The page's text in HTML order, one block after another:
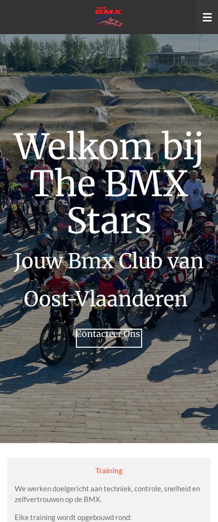
de
hoofdinhoud
Welkom bij
The BMX
Stars
Jouw Bmx Club van
Oost-Vlaanderen
Contacteer Ons
Training
We werken doelgericht aan techniek, controle, snelheid en
zelfvertrouwen op de BMX.
Elke training wordt opgebouwd rond: